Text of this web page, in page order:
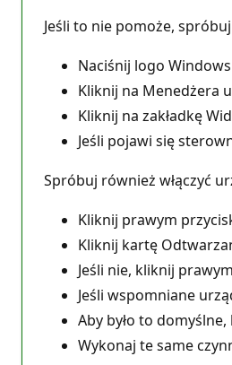
Jeśli to nie pomoże,
Naciśnij logo
Kliknij na Menedżera
Kliknij na zakładkę
Jeśli pojawi się
Spróbuj również włączyć
Kliknij prawym
Kliknij kartę
Jeśli nie, kliknij
Jeśli wspomniane
Aby było to
Wykonaj te same